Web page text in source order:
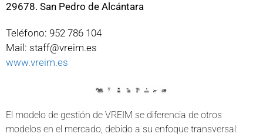
29678. San Pedro de Alcántara
Teléfono: 952 786 104
Mail: staff@vreim.es
www.vreim.es
El modelo de gestión de VREIM se diferencia de otros
modelos en el mercado, debido a su enfoque transversal: